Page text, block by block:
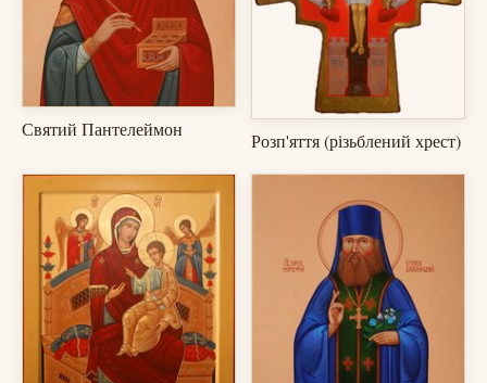
Святий Пантелеймон Розп'яття (різьблений хрест)